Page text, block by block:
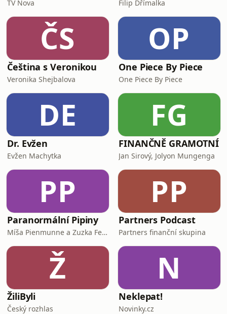
TV Nova Filip Dřímalka
ČS
Čeština s Veronikou
Veronika Shejbalova
OP
One Piece By Piece
One Piece By Piece
DE
Dr. Evžen
Evžen Machytka
FG
FINANČNĚ GRAMOTNÍ
Jan Sirový, Jolyon Mungenga
PP
Paranormální Pipiny
Míša Pienmunne a Zuzka Fejfarová
PP
Partners Podcast
Partners finanční skupina
Ž
ŽiliByli
Český rozhlas
N
Neklepat!
Novinky.cz